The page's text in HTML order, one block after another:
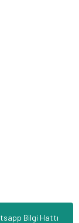
Bilgi Hattı